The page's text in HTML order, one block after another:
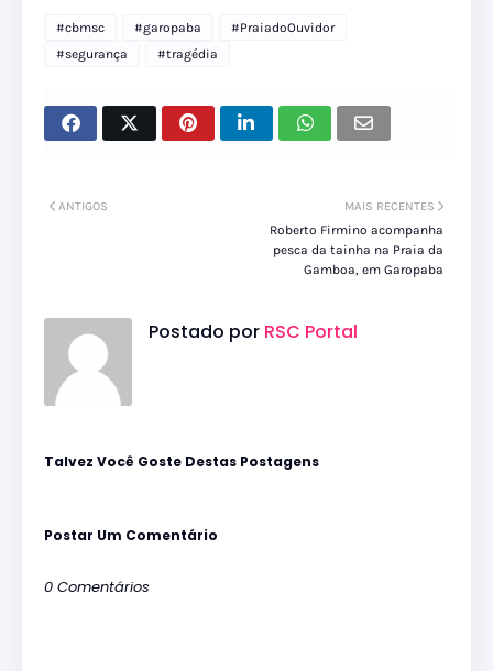
#cbmsc #garopaba
#PraiadoOuvidor
#segurança
#tragédia
MAIS RECENTES
Roberto Firmino acompanha
pesca da tainha na Praia da
Gamboa, em Garopaba
ANTIGOS
Postado por RSC Portal
Talvez Você Goste Destas Postagens
Postar Um Comentário
0 Comentários